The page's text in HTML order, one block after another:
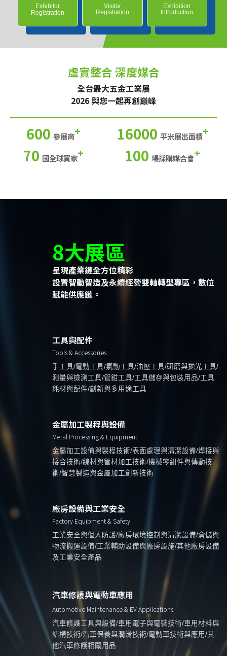
Exhibitor
Registration
Visitor
Registration
Exhibition
Introduction
虛實整合 深度媒合
全台最大五金工業展
2026 與您一起再創巔峰
600 參展商+ 16000 平米展出面積+
70 國全球買家+ 100 場採購媒合會+
8大展區
呈現產業鏈全方位精彩
設置智動智造及永續經營雙軸轉型專區，數位
賦能供應鏈。
工具與配件
Tools & Accessories
手工具/電動工具/氣動工具/油壓工具/研磨與拋光工具/
測量與檢測工具/管鉗工具/工具儲存與包裝用品/工具
耗材與配件/創新與多用途工具
金屬加工製程與設備
Metal Processing & Equipment
金屬加工設備與製程技術/表面處理與清潔設備/焊接與
接合技術/線材與管材加工技術/機械零組件與傳動技
術/智慧製造與金屬加工創新技術
廠房設備與工業安全
Factory Equipment & Safety
工業安全與個人防護/廠房環境控制與清潔設備/倉儲與
物流搬運設備/工業輔助設備與廠房設施/其他廠房設備
及工業安全產品
汽車修護與電動車應用
Automotive Maintenance & EV Applications
汽車修護工具與設備/車用電子與電裝技術/車用材料與
結構技術/汽車保養與潤滑技術/電動車技術與應用/其
他汽車修護相關用品